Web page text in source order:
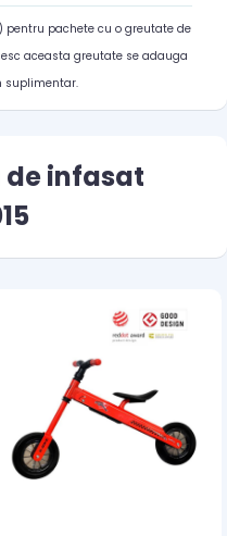
pentru pachete cu o greutate de
aceasta greutate se adauga
suplimentar.
de infasat